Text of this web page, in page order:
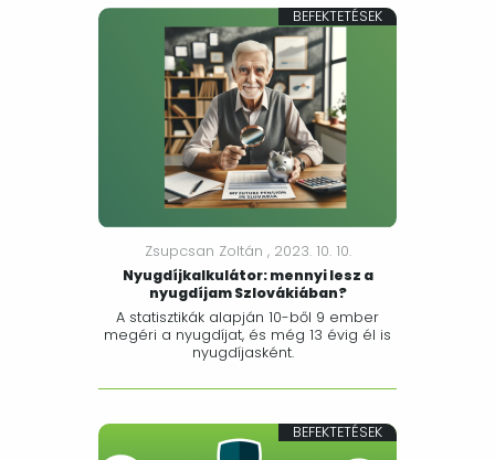
BEFEKTETÉSEK
Zsupcsan Zoltán , 2023. 10. 10.
Nyugdíjkalkulátor: mennyi lesz a
nyugdíjam Szlovákiában?
A statisztikák alapján 10-ből 9 ember
megéri a nyugdíjat, és még 13 évig él is
nyugdíjasként.
BEFEKTETÉSEK